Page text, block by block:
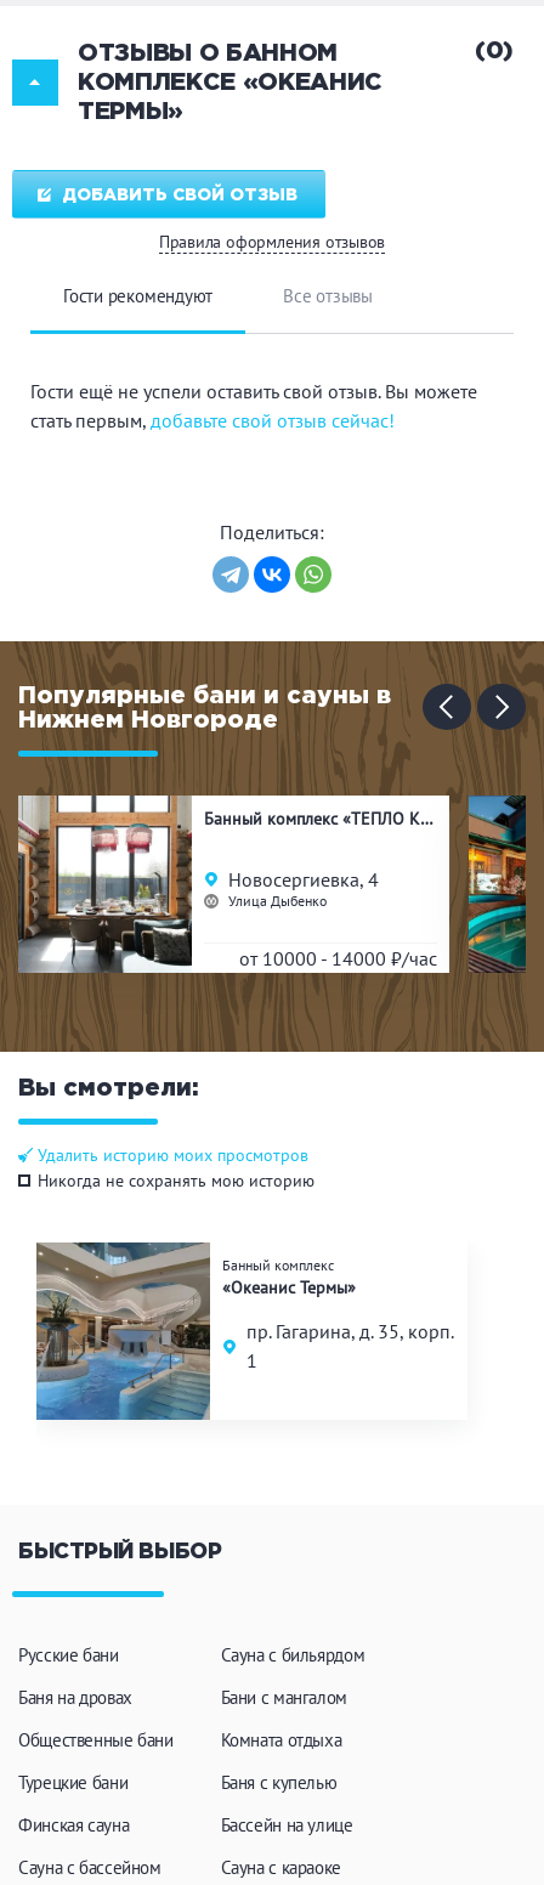
ОТЗЫВЫ О БАННОМ
КОМПЛЕКСЕ «ОКЕАНИС
ТЕРМЫ»
(0)
ДОБАВИТЬ СВОЙ ОТЗЫВ
Правила оформления отзывов
Гости рекомендуют Все отзывы
Гости ещё не успели оставить свой отзыв. Вы можете
стать первым, добавьте свой отзыв сейчас!
Поделиться:
Популярные бани и сауны в
Нижнем Новгороде
Банный комплекс «ТЕПЛО КЕЛО»
Новосергиевка, 4
Улица Дыбенко
от 10000 - 14000 ₽/час
Вы смотрели:
Удалить историю моих просмотров
Никогда не сохранять мою историю
Банный комплекс
«Океанис Термы»
пр. Гагарина, д. 35, корп.
1
БЫСТРЫЙ ВЫБОР
Русские бани
Баня на дровах
Общественные бани
Турецкие бани
Финская сауна
Сауна с бассейном
Сауна с бильярдом
Бани с мангалом
Комната отдыха
Баня с купелью
Бассейн на улице
Сауна с караоке